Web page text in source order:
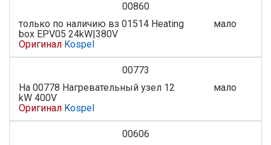
00860
только по наличию вз 01514 Heating
box EPV05 24kW|380V
Оригинал Kospel
мало
00773
На 00778 Нагревательный узел 12
kW 400V
Оригинал Kospel
мало
00606